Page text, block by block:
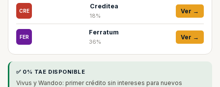
CRE
Creditea
18%
Ver →
FER
Ferratum
36%
Ver →
✅ 0% TAE DISPONIBLE
Vivus y Wandoo: primer crédito sin intereses para nuevos